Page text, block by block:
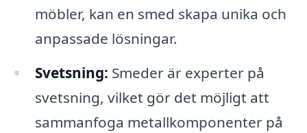
möbler, kan en smed skapa unika och
anpassade lösningar.
Svetsning: Smeder är experter på
svetsning, vilket gör det möjligt att
sammanfoga metallkomponenter på